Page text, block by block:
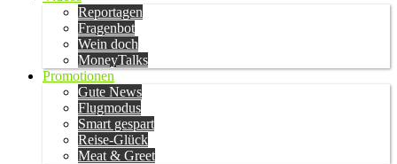
Reportagen
Fragenbot
Wein doch
MoneyTalks
Promotionen
Gute News
Flugmodus
Smart gespart
Reise-Glück
Meat & Greet